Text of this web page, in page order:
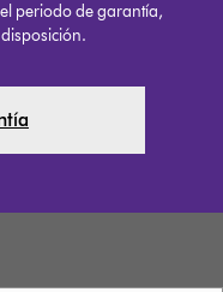
periodo de garantía,